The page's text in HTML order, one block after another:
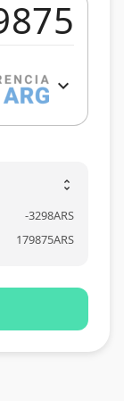
expand_more
unfold_more
-3298ARS
179875ARS